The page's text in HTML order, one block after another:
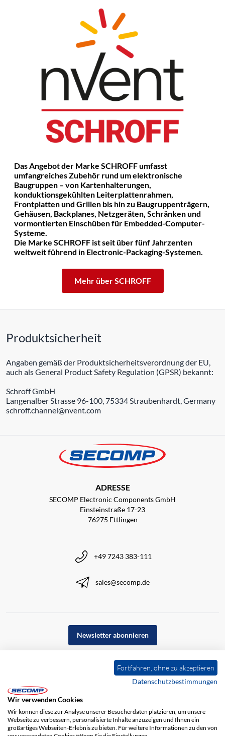
Das Angebot der Marke SCHROFF umfasst
umfangreiches Zubehör rund um elektronische
Baugruppen – von Kartenhalterungen,
konduktionsgekühlten Leiterplattenrahmen,
Frontplatten und Grillen bis hin zu Baugruppenträgern,
Gehäusen, Backplanes, Netzgeräten, Schränken und
vormontierten Einschüben für Embedded-Computer-
Systeme.
Die Marke SCHROFF ist seit über fünf Jahrzenten
weltweit führend in Electronic-Packaging-Systemen.
Mehr über SCHROFF
Produktsicherheit
Angaben gemäß der Produktsicherheitsverordnung der EU,
auch als General Product Safety Regulation (GPSR) bekannt:
Schroff GmbH
Langenalber Strasse 96-100, 75334 Straubenhardt, Germany
schroff.channel@nvent.com
ADRESSE
SECOMP Electronic Components GmbH
Einsteinstraße 17-23
76275 Ettlingen
+49 7243 383-111
sales@secomp.de
Newsletter abonnieren
Fortfahren, ohne zu akzeptieren
Datenschutzbestimmungen
Wir verwenden Cookies
Wir können diese zur Analyse unserer Besucherdaten platzieren, um unsere
Webseite zu verbessern, personalisierte Inhalte anzuzeigen und Ihnen ein
großartiges Webseiten-Erlebnis zu bieten. Für weitere Informationen zu den von